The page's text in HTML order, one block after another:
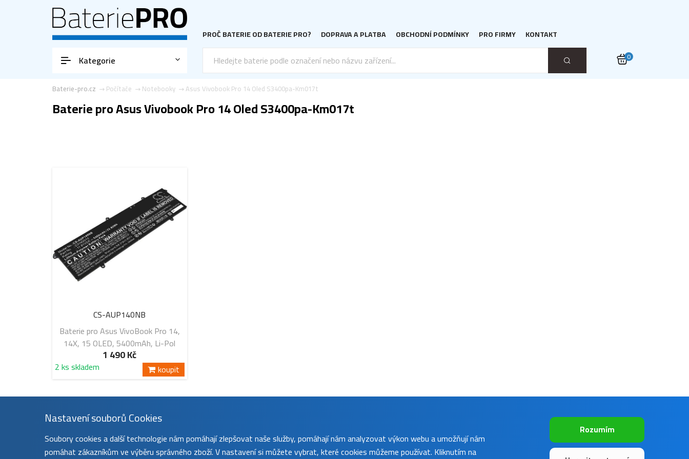
PROČ BATERIE OD BATERIE PRO? DOPRAVA A PLATBA OBCHODNÍ PODMÍNKY PRO FIRMY KONTAKT
Kategorie 0
Asus Vivobook Pro 14 Oled S3400pa-Km017t
Notebooky
Počítače
Baterie-pro.cz
Baterie pro Asus Vivobook Pro 14 Oled S3400pa-Km017t
CS-AUP140NB
Baterie pro Asus VivoBook Pro 14,
14X, 15 OLED, 5400mAh, Li-Pol
1 490 Kč
2 ks skladem koupit
Nastavení souborů Cookies
Soubory cookies a další technologie nám pomáhají zlepšovat naše služby, pomáhají nám analyzovat výkon webu a umožňují nám
pomáhat zákazníkům ve výběru správného zboží. V nastavení si můžete vybrat, které cookies můžeme používat. Kliknutím na
Rozumím